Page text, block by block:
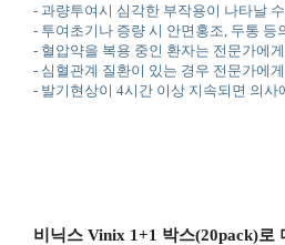
- 과량투여시 심각한 부작용이 나타날
- 투여초기나 증량 시 안면홍조, 두통 등
- 혈압약을 복용 중인 환자는 전문가에
- 심혈관계 질환이 있는 경우 전문가에
- 발기현상이 4시간 이상 지속되면 의사
비닉스 Vinix 1+1 박스(20pack)로